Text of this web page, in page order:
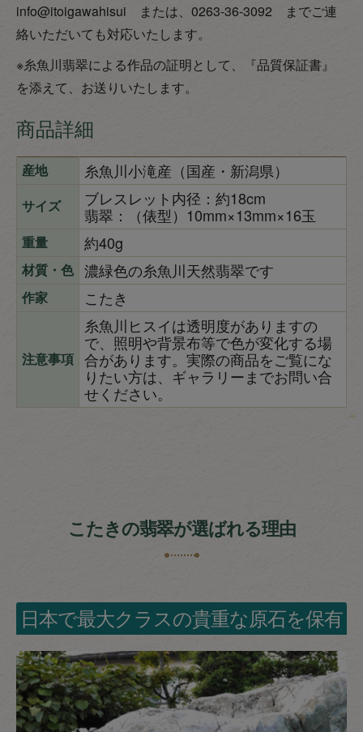
info@itoigawahisui または、0263-36-3092 までご連
絡いただいても対応いたします。
※糸魚川翡翠による作品の証明として、『品質保証書』
を添えて、お送りいたします。
商品詳細
産地 糸魚川小滝産（国産・新潟県）
サイズ
ブレスレット内径：約18cm
翡翠：（俵型）10mm×13mm×16玉
重量 約40g
材質・色 濃緑色の糸魚川天然翡翠です
作家 こたき
注意事項
糸魚川ヒスイは透明度がありますの
で、照明や背景布等で色が変化する場
合があります。実際の商品をご覧にな
りたい方は、ギャラリーまでお問い合
せください。
こたきの翡翠が選ばれる理由
日本で最大クラスの貴重な原石を保有